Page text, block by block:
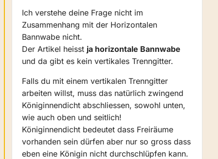
Ich verstehe deine Frage nicht im
Zusammenhang mit der Horizontalen
Bannwabe nicht.
Der Artikel heisst ja horizontale Bannwabe
und da gibt es kein vertikales Trenngitter.
Falls du mit einem vertikalen Trenngitter
arbeiten willst, muss das natürlich zwingend
Königinnendicht abschliessen, sowohl unten,
wie auch oben und seitlich!
Königinnendicht bedeutet dass Freiräume
vorhanden sein dürfen aber nur so gross dass
eben eine Königin nicht durchschlüpfen kann.